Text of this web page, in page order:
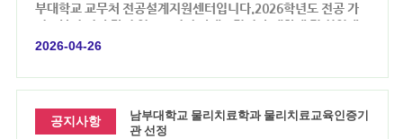
부대학교 교무처 전공설계지원센터입니다.2026학년도 전공 가
이드북이 위와 같이 업로드되어 안내드립니다.재학생 및 신입생
여러분께서는 전공 선택 및 학업 계획 수립에 적극 활용해주시기
과별로 상이할 수 있으니 반드시 확인하시기 바랍니다.앞으로도
학업에 도움이 되는 다양한 정보를 지속적으로 제공할 예정이오
니 많은 관심 부탁드립니다.감사합니다.
2026-04-26
공지사항
남부대학교 물리치료학과 물리치료교육인증기
관 선정